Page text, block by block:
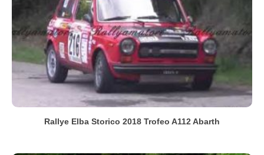
Rallye Elba Storico 2018 Trofeo A112 Abarth